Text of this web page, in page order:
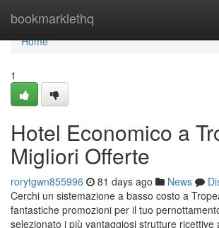
bookmarklethq
Home
Home
1
Hotel Economico a
Migliori Offerte
rorytgwn855996 81 days ago News
Cerchi un sistemazione a basso costo a
fantastiche promozioni per il tuo
selezionato i più vantaggiosi strutture ricettive